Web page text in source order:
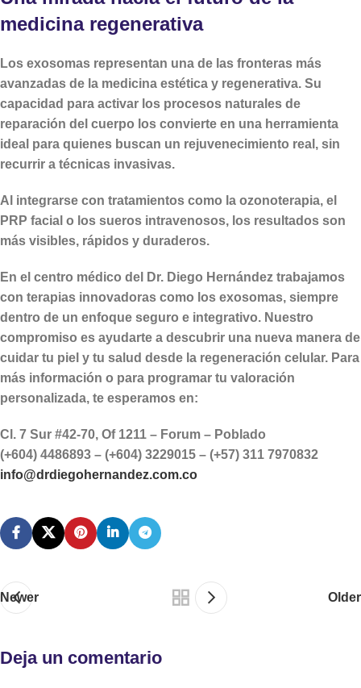
medicina regenerativa
Los exosomas representan una de las fronteras más
avanzadas de la medicina estética y regenerativa. Su
capacidad para activar los procesos naturales de
reparación del cuerpo los convierte en una herramienta
ideal para quienes buscan un rejuvenecimiento real, sin
recurrir a técnicas invasivas.
Al integrarse con tratamientos como la ozonoterapia, el
PRP facial o los sueros intravenosos, los resultados son
más visibles, rápidos y duraderos.
En el centro médico del Dr. Diego Hernández trabajamos
con terapias innovadoras como los exosomas, siempre
dentro de un enfoque seguro e integrativo. Nuestro
compromiso es ayudarte a descubrir una nueva manera de
cuidar tu piel y tu salud desde la regeneración celular. Para
más información o para programar tu valoración
personalizada, te esperamos en:
Cl. 7 Sur #42-70, Of 1211 – Forum – Poblado
(+604) 4486893 – (+604) 3229015 – (+57) 311 7970832
info@drdiegohernandez.com.co
Newer Older
Deja un comentario